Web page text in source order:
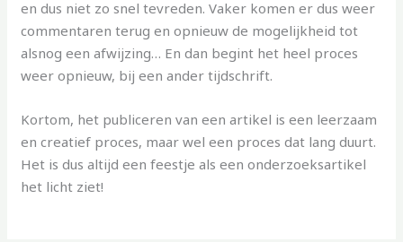
en dus niet zo snel tevreden. Vaker komen er dus weer
commentaren terug en opnieuw de mogelijkheid tot
alsnog een afwijzing… En dan begint het heel proces
weer opnieuw, bij een ander tijdschrift.
Kortom, het publiceren van een artikel is een leerzaam
en creatief proces, maar wel een proces dat lang duurt.
Het is dus altijd een feestje als een onderzoeksartikel
het licht ziet!